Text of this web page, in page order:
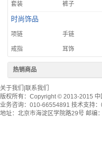
套装 裤子
时尚饰品
项链 手链
戒指 耳饰
热销商品
关于我们 联系我们
版权所有： Copyright © 2013-2015 中
业务咨询：010-66554891 技术支持
地址：北京市海淀区学院路29号 邮编